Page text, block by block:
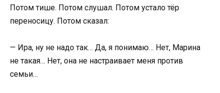
Потом тише. Потом слушал. Потом устало тёр
переносицу. Потом сказал:
— Ира, ну не надо так… Да, я понимаю… Нет, Марина
не такая… Нет, она не настраивает меня против
семьи…